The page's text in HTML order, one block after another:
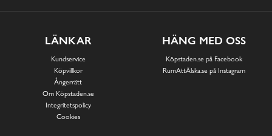
LÄNKAR
Kundservice
Köpvillkor
Ångerrätt
Om Köpstaden.se
Integritetspolicy
Cookies
HÄNG MED OSS
Köpstaden.se på Facebook
RumAttÄlska.se på Instagram